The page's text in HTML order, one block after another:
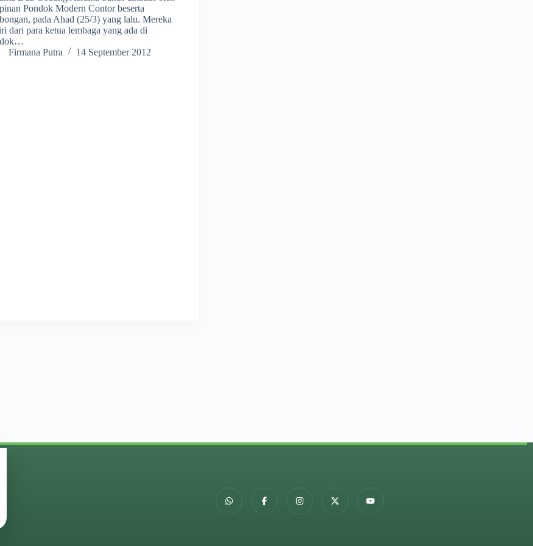
Pondok Modern Contor beserta
pada Ahad (25/3) yang lalu. Mereka
dari para ketua lembaga yang ada di
Firmana Putra
14 September 2012